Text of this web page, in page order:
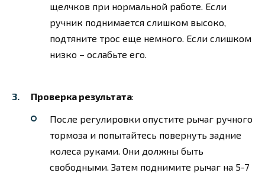
щелчков при нормальной работе. Если
ручник поднимается слишком высоко,
подтяните трос еще немного. Если слишком
низко – ослабьте его.
Проверка результата:
После регулировки опустите рычаг ручного
тормоза и попытайтесь повернуть задние
колеса руками. Они должны быть
свободными. Затем поднимите рычаг на 5-7